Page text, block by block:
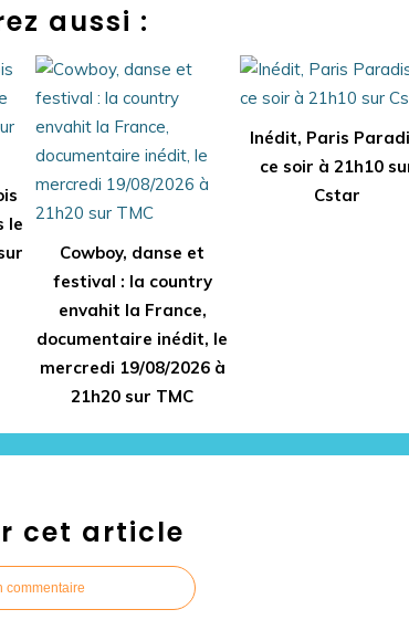
aussi :
le
Cowboy, danse et
festival : la country
envahit la France,
documentaire inédit, le
mercredi 19/08/2026 à
21h20 sur TMC
Inédit, Paris
ce soir à 21h10
Cstar
cet article
commentaire